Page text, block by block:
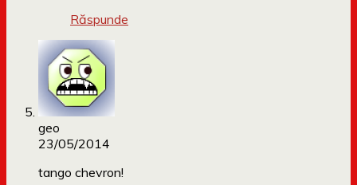
Răspunde
geo
23/05/2014
tango chevron!